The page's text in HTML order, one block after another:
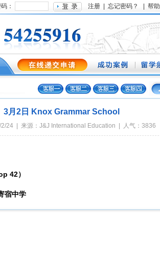
： 注册 忘记密码？ 帮助
3月2日 Knox Grammar School
2/24 | 来源：J&J International Education | 人气：3836
42）
宿中学